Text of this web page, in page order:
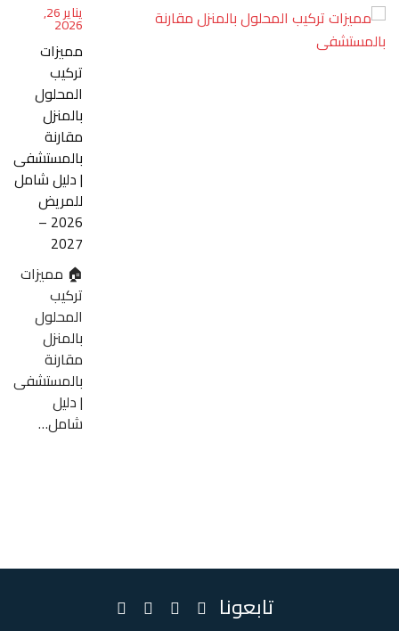
يناير 26,
2026
مميزات
تركيب
المحلول
بالمنزل
مقارنة
بالمستشفى
| دليل شامل
للمريض
2026 –
2027
🏠 مميزات
تركيب
المحلول
بالمنزل
مقارنة
بالمستشفى
| دليل
شامل…
تابعونا